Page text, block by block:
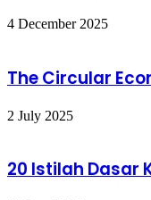
4 December 2025
The Circular
2 July 2025
20 Istilah Dasar